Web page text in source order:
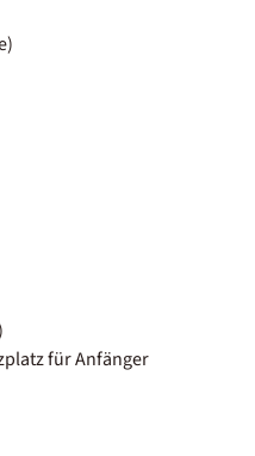
für Anfänger